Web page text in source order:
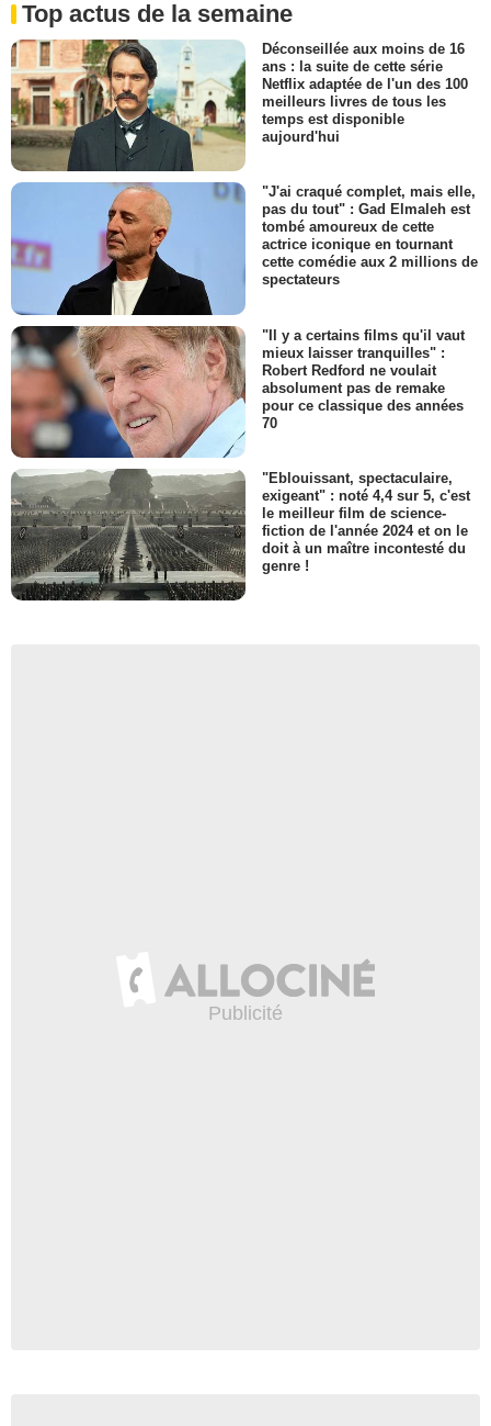
Top actus de la semaine
Déconseillée aux moins de 16
ans : la suite de cette série
Netflix adaptée de l'un des 100
meilleurs livres de tous les
temps est disponible
aujourd'hui
"J'ai craqué complet, mais elle,
pas du tout" : Gad Elmaleh est
tombé amoureux de cette
actrice iconique en tournant
cette comédie aux 2 millions de
spectateurs
"Il y a certains films qu'il vaut
mieux laisser tranquilles" :
Robert Redford ne voulait
absolument pas de remake
pour ce classique des années
70
"Eblouissant, spectaculaire,
exigeant" : noté 4,4 sur 5, c'est
le meilleur film de science-
fiction de l'année 2024 et on le
doit à un maître incontesté du
genre !